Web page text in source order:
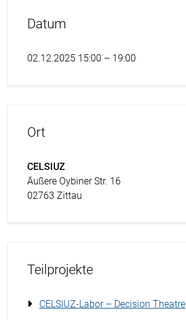
Datum
02.12.2025 15:00 – 19:00
Ort
CELSIUZ
Äußere Oybiner Str. 16
02763 Zittau
Teilprojekte
CELSIUZ-Labor – Decision Theatre